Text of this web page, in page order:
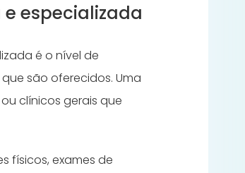
especializada
é o nível de
são oferecidos.Uma
clínicos gerais que
físicos, exames de